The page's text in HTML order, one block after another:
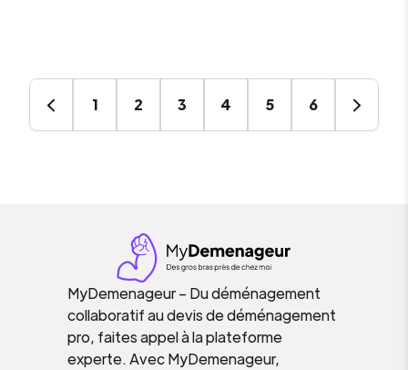
1 2 3 4 5 6
MyDemenageur – Du déménagement
collaboratif au devis de déménagement
pro, faites appel à la plateforme
experte. Avec MyDemenageur,